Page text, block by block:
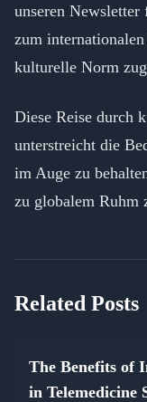
unseren
zum
kulturelle Norm
Diese Reise durch
unterstreicht die
im Auge zu
zu globalem Ruhm
Related Posts
The Benefits of
in Telemedicine